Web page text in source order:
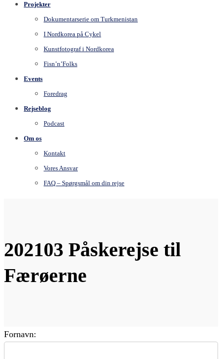
Projekter
Dokumentarserie om Turkmenistan
I Nordkorea på Cykel
Kunstfotograf i Nordkorea
Fisn’n’Folks
Events
Foredrag
Rejseblog
Podcast
Om os
Kontakt
Vores Ansvar
FAQ – Spørgsmål om din rejse
202103 Påskerejse til
Færøerne
Fornavn: